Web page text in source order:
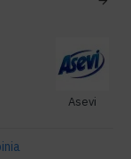
Asevi